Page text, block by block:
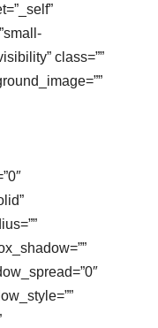
class=””